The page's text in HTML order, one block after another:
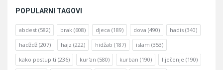
POPULARNI TAGOVI
abdest (582) brak (608) djeca (189) dova (490) hadis (340)
hadždž (207) hajz (222) hidžab (187) islam (353)
kako postupiti (236) kur'an (580) kurban (190) liječenje (190)